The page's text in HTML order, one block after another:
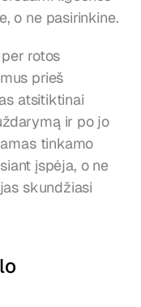
o ne pasirinkine.
rotos
prieš
atsitiktinai
ir po jo
tinkamo
įspėja, o ne
skundžiasi